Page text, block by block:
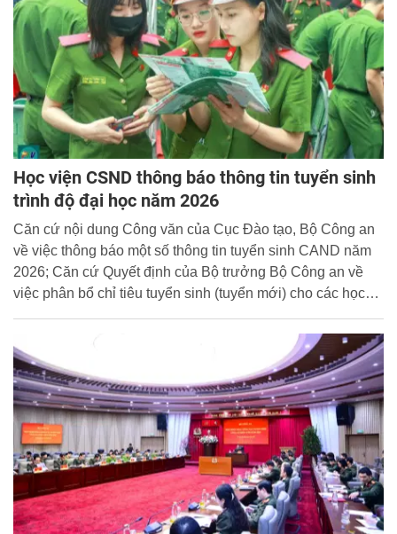
Học viện CSND thông báo thông tin tuyển sinh
trình độ đại học năm 2026
Căn cứ nội dung Công văn của Cục Đào tạo, Bộ Công an
về việc thông báo một số thông tin tuyển sinh CAND năm
2026; Căn cứ Quyết định của Bộ trưởng Bộ Công an về
việc phân bổ chỉ tiêu tuyển sinh (tuyển mới) cho các học
thông tin tuyển sinh trình độ đại học năm 2026 như sau: